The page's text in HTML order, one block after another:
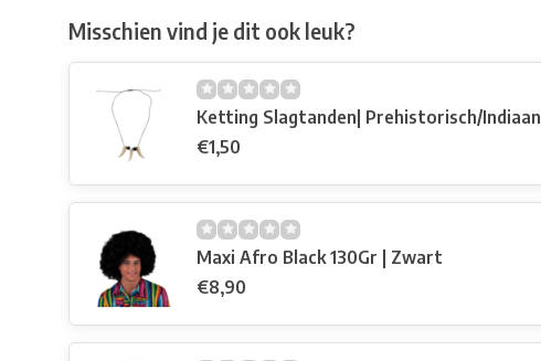
Misschien vind je dit ook leuk?
Ketting Slagtanden| Prehistorisch/Indiaan
€1,50
Maxi Afro Black 130Gr | Zwart
€8,90